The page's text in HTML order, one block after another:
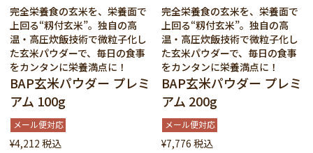
完全栄養食の玄米を、栄養面で
上回る“籾付玄米”。独自の高
温・高圧炊飯技術で微粒子化し
た玄米パウダーで、毎日の食事
をカンタンに栄養満点に！
BAP玄米パウダー プレミ
アム 100g
メール便対応
¥4,212 税込
完全栄養食の玄米を、栄養面で
上回る“籾付玄米”。独自の高
温・高圧炊飯技術で微粒子化し
た玄米パウダーで、毎日の食事
をカンタンに栄養満点に！
BAP玄米パウダー プレミ
アム 200g
メール便対応
¥7,776 税込